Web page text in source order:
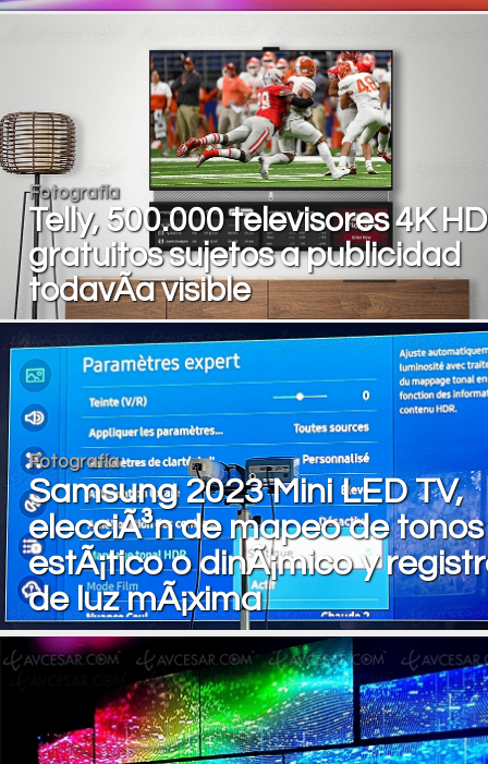
Fotografía
Telly, 500.000 televisores 4K
gratuitos sujetos a publicidad
todavÃ­a visible
Fotografía
Samsung 2023 Mini LED TV,
elecciÃ³n de mapeo de tonos
estÃ¡tico o dinÃ¡mico y
de luz mÃ¡xima